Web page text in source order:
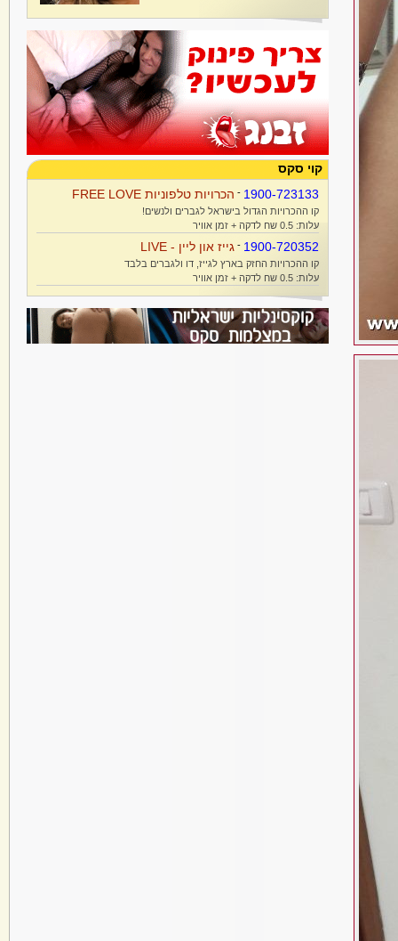
קוי סקס
1900-723133
- הכרויות טלפוניות FREE LOVE
קו ההכרויות הגדול בישראל לגברים ולנשים!
עלות: 0.5 שח לדקה + זמן אוויר
1900-720352
- גייז און ליין - LIVE
קו ההכרויות החזק בארץ לגייז, דו ולגברים בלבד
עלות: 0.5 שח לדקה + זמן אוויר